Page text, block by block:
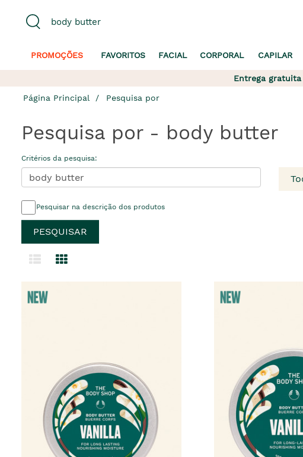
PROMOÇÕES FAVORITOS FACIAL CORPORAL CAPILAR
Entrega
Página Principal Pesquisa por
Pesquisa por - body butter
Critérios da pesquisa:
Pesquisar na descrição dos produtos